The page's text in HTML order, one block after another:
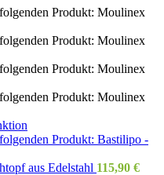
aus Edelstahl 115,90 €